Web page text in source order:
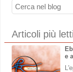
Articoli più letti
e